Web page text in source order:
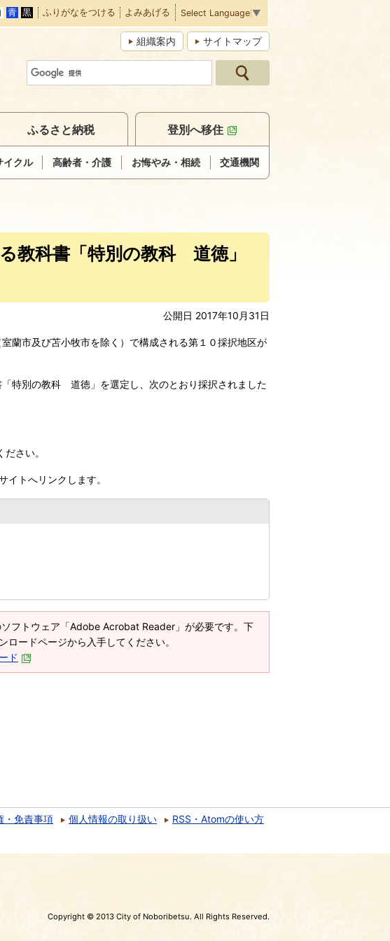
青 黒 ふりがなをつける よみあげる Select Language ▼
組織案内 サイトマップ
イクル 高齢者・介護 お悔やみ・相続 交通機関
ふるさと納税 登別へ移住
教科書「特別の教科 道徳」
公開日 2017年10月31日
蘭市及び苫小牧市を除く）で構成される第１０採択地区が
特別の教科 道徳」を選定し、次のとおり採択されました
ださい。
トへリンクします。
フトウェア「Adobe Acrobat Reader」が必要です。下
ードページから入手してください。
ド
・免責事項 個人情報の取り扱い
RSS・Atomの使い方
Copyright © 2013 City of Noboribetsu. All Rights Reserved.